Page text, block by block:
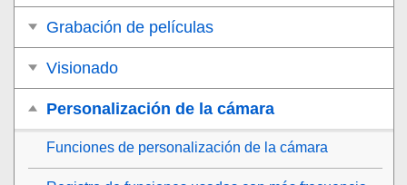
Grabación de películas
Visionado
Personalización de la cámara
Funciones de personalización de la cámara